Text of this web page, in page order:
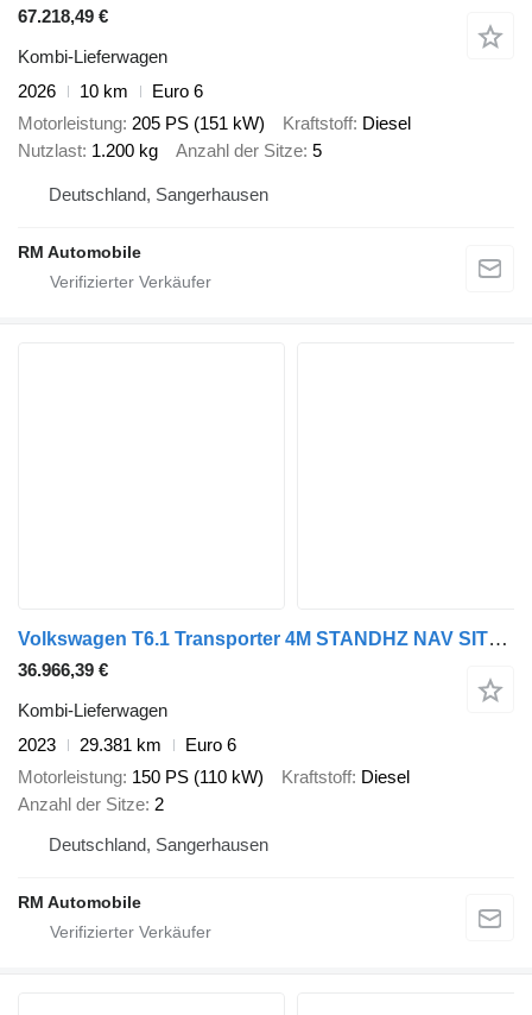
67.218,49 €
Kombi-Lieferwagen
2026
10 km
Euro 6
Motorleistung 205 PS (151 kW) Kraftstoff Diesel
Nutzlast 1.200 kg Anzahl der Sitze 5
Deutschland, Sangerhausen
RM Automobile
Volkswagen T6.1 Transporter 4M STANDHZ NAV SITZHZ KAM DAB
36.966,39 €
Kombi-Lieferwagen
2023
29.381 km
Euro 6
Motorleistung 150 PS (110 kW) Kraftstoff Diesel
Anzahl der Sitze 2
Deutschland, Sangerhausen
RM Automobile